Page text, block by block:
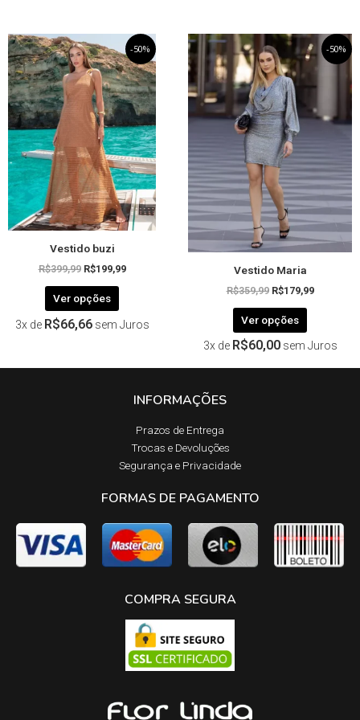
-50%
Vestido buzi
R$399,99
O
preço
original
era:
R$399,99.
R$199,99
O
preço
atual
é:
R$199,99.
Ver opções
Este
produto
tem
várias
variantes.
As
opções
podem
ser
escolhidas
na
página
produto
3x de R$66,66 sem Juros
-50%
Vestido Maria
R$359,99
O
preço
original
era:
R$359,99.
R$179,99
preço
atual
R$179,99.
Ver opções
Este
produto
variantes.
opções
podem
ser
escolhidas
na
página
do
3x de R$60,00 sem Juros
INFORMAÇÕES
Prazos de Entrega​
Trocas e Devoluções​
Segurança e Privacidade
FORMAS DE PAGAMENTO
COMPRA SEGURA